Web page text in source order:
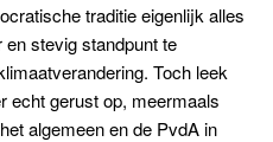
traditie eigenlijk alles
en stevig standpunt te
Toch leek
echt gerust op, meermaals
algemeen en de PvdA in